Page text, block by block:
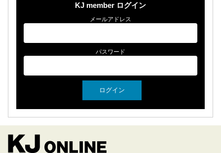
KJ member ログイン
メールアドレス
パスワード